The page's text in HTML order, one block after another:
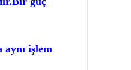
aynı işlem